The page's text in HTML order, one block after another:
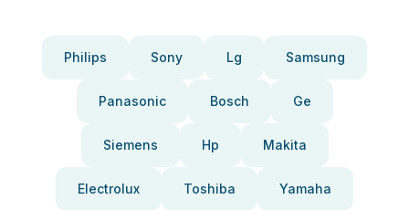
Philips Sony Lg Samsung
Panasonic Bosch Ge
Siemens Hp Makita
Electrolux Toshiba Yamaha